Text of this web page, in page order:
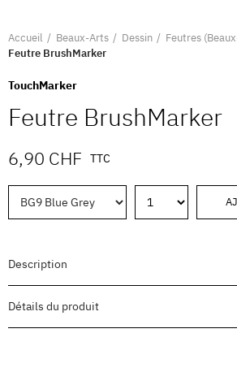
Accueil Beaux-Arts Dessin
Feutres
Feutre BrushMarker
TouchMarker
Feutre BrushMarker
6,90 CHF TTC
Description
Détails du produit